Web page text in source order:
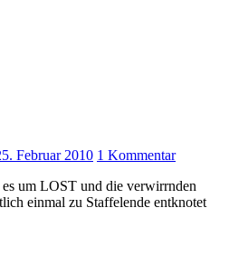
Februar 2010 1 Kommentar
einmal zu Staffelende entknotet